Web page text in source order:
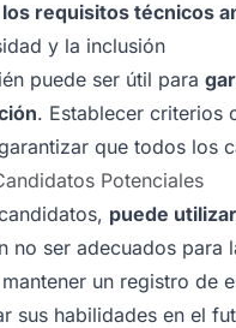
requisitos técnicos
y la inclusión
puede ser útil para
. Establecer criterios
que todos los
Potenciales
puede
no ser adecuados
un registro de
sus habilidades en el